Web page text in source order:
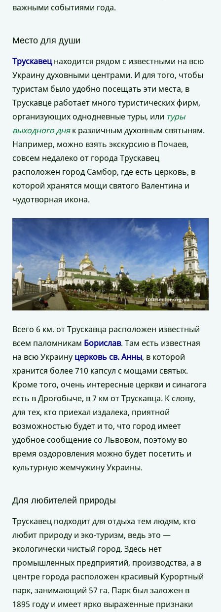
важными событиями года.
Место для души
Трускавецнаходится рядом с известными на всю
Украину духовными центрами. И для того, чтобы
туристам было удобно посещать эти места, в
Трускавце работает много туристических фирм,
организующих однодневные туры, или туры
выходного дняк различным духовным святыням.
Например, можно взять экскурсию в Почаев,
совсем недалеко от города Трускавец
расположен город Самбор, где есть церковь, в
которой хранятся мощи святого Валентина и
чудотворная икона.
Всего 6 км. от Трускавца расположен известный
всем паломникам Борислав. Там есть известная
на всю Украину церковь св. Анны, в которой
хранится более 710 капсул с мощами святых.
Кроме того, очень интересные церкви и синагога
есть в Дрогобыче, в 7 км от Трускавца. К слову,
для тех, кто приехал издалека, приятной
возможностью будет и то, что город имеет
удобное сообщение со Львовом, поэтому во
время оздоровления можно будет посетить и
культурную жемчужину Украины.
Для любителей природы
Трускавец подходит для отдыха тем людям, кто
любит природу и эко-туризм, ведь это —
экологически чистый город. Здесь нет
промышленных предприятий, производства, а в
центре города расположен красивый Курортный
парк, занимающий 57 га. Парк был заложен в
1895 году и имеет ярко выраженные признаки